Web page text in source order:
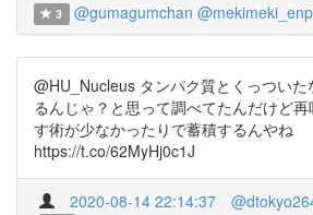
3 @gumagumchan
@HU_Nucleus タンパク質とくっついた
るんじゃ？と思って調べてたんだけど
す術が少なかったりで蓄積するんやね
https://t.co/62MyHj0c1J
2020-08-14 22:14:37